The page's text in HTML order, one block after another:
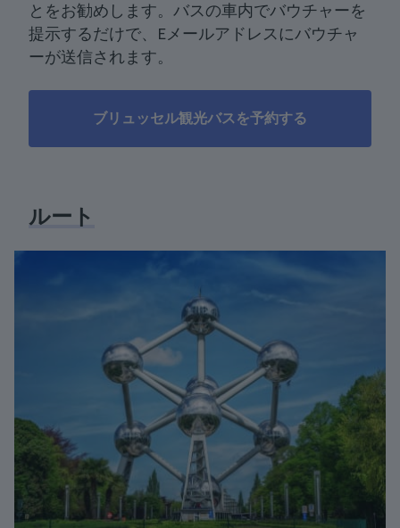
とをお勧めします。バスの車内でバウチャーを
提示するだけで、Eメールアドレスにバウチャ
ーが送信されます。
ブリュッセル観光バスを予約する
ルート